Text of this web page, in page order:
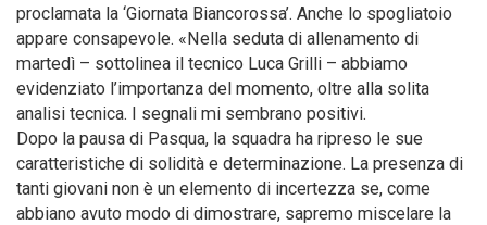
proclamata la ‘Giornata Biancorossa’. Anche lo spogliatoio
appare consapevole. «Nella seduta di allenamento di
martedì – sottolinea il tecnico Luca Grilli – abbiamo
evidenziato l’importanza del momento, oltre alla solita
analisi tecnica. I segnali mi sembrano positivi.
Dopo la pausa di Pasqua, la squadra ha ripreso le sue
caratteristiche di solidità e determinazione. La presenza di
tanti giovani non è un elemento di incertezza se, come
abbiano avuto modo di dimostrare, sapremo miscelare la